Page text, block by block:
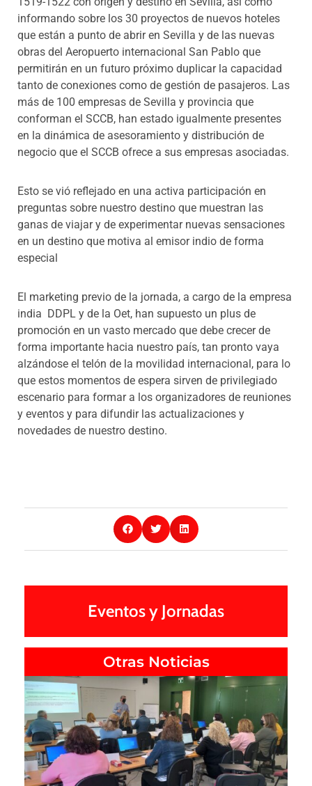
informando sobre los 30 proyectos de nuevos hoteles
que están a punto de abrir en Sevilla y de las nuevas
obras del Aeropuerto internacional San Pablo que
permitirán en un futuro próximo duplicar la capacidad
tanto de conexiones como de gestión de pasajeros. Las
más de 100 empresas de Sevilla y provincia que
conforman el SCCB, han estado igualmente presentes
en la dinámica de asesoramiento y distribución de
negocio que el SCCB ofrece a sus empresas asociadas.
Esto se vió reflejado en una activa participación en
preguntas sobre nuestro destino que muestran las
ganas de viajar y de experimentar nuevas sensaciones
en un destino que motiva al emisor indio de forma
especial
El marketing previo de la jornada, a cargo de la empresa
india DDPL y de la Oet, han supuesto un plus de
promoción en un vasto mercado que debe crecer de
forma importante hacia nuestro país, tan pronto vaya
alzándose el telón de la movilidad internacional, para lo
que estos momentos de espera sirven de privilegiado
escenario para formar a los organizadores de reuniones
y eventos y para difundir las actualizaciones y
novedades de nuestro destino.
Eventos y Jornadas
Otras Noticias